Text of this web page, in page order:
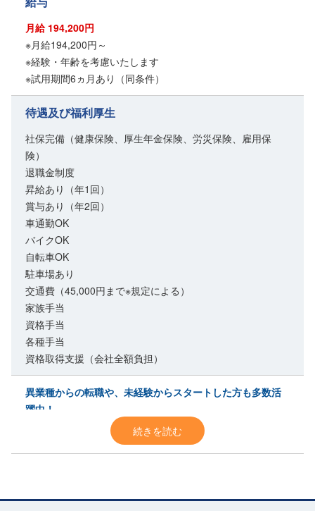
月給 194,200円
※月給194,200円～
※経験・年齢を考慮いたします
※試用期間6ヵ月あり（同条件）
待遇及び福利厚生
社保完備（健康保険、厚生年金保険、労災保険、雇用保
険）
退職金制度
昇給あり（年1回）
賞与あり（年2回）
車通勤OK
バイクOK
自転車OK
駐車場あり
交通費（45,000円まで※規定による）
家族手当
資格手当
各種手当
資格取得支援（会社全額負担）
異業種からの転職や、未経験からスタートした方も多数活
躍中！
最初は先輩スタッフに付いて業務を覚えていきます。
をするため分からないことはすぐに聞ける環境◎
続きを読む